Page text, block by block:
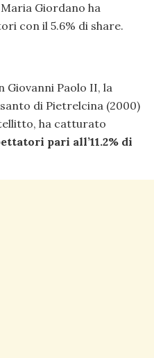
Giordano ha
con il 5.6% di share.
Giovanni Paolo II, la
di Pietrelcina (2000)
ha catturato
pari all’11.2% di